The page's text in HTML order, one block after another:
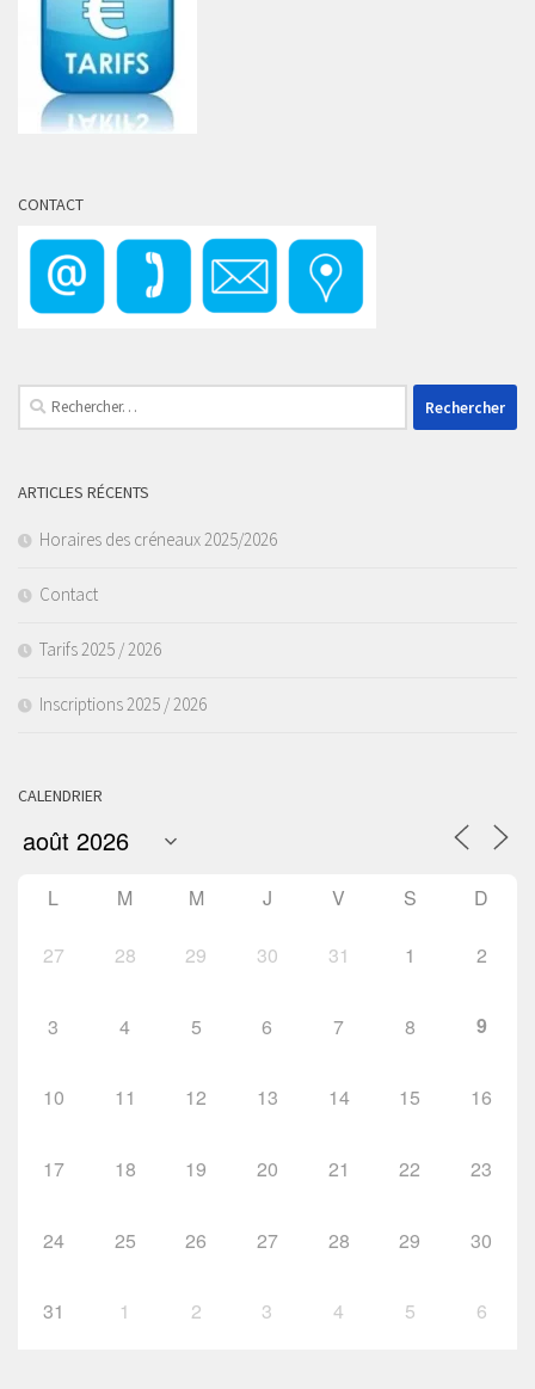
CONTACT
Rechercher :
ARTICLES RÉCENTS
Horaires des créneaux 2025/2026
Contact
Tarifs 2025 / 2026
Inscriptions 2025 / 2026
CALENDRIER
L M M J V S D
27 28 29 30 31 1 2
3 4 5 6 7 8 9
10 11 12 13 14 15 16
17 18 19 20 21 22 23
24 25 26 27 28 29 30
31 1 2 3 4 5 6